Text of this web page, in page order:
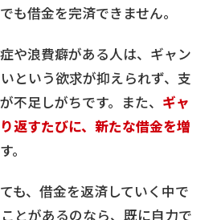
も借金を完済できません。
や浪費癖がある人は、ギャン
という欲求が抑えられず、支
不足しがちです。また、 ギャ
返すたびに、新たな借金を増
。
も、借金を返済していく中で
とがあるのなら、既に自力で